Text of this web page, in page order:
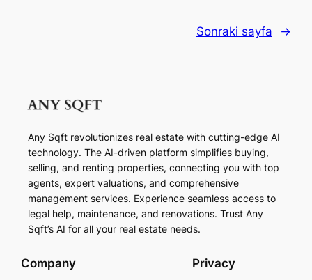
Sonraki sayfa →
Any Sqft revolutionizes real estate with cutting-edge AI
technology. The AI-driven platform simplifies buying,
selling, and renting properties, connecting you with top
agents, expert valuations, and comprehensive
management services. Experience seamless access to
legal help, maintenance, and renovations. Trust Any
Sqft’s AI for all your real estate needs.
Company Privacy